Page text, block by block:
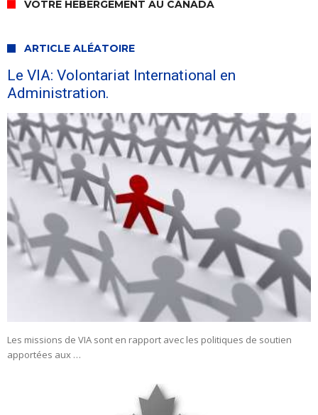
VOTRE HÉBERGEMENT AU CANADA
ARTICLE ALÉATOIRE
Le VIA: Volontariat International en
Administration.
Les missions de VIA sont en rapport avec les politiques de soutien
apportées aux …